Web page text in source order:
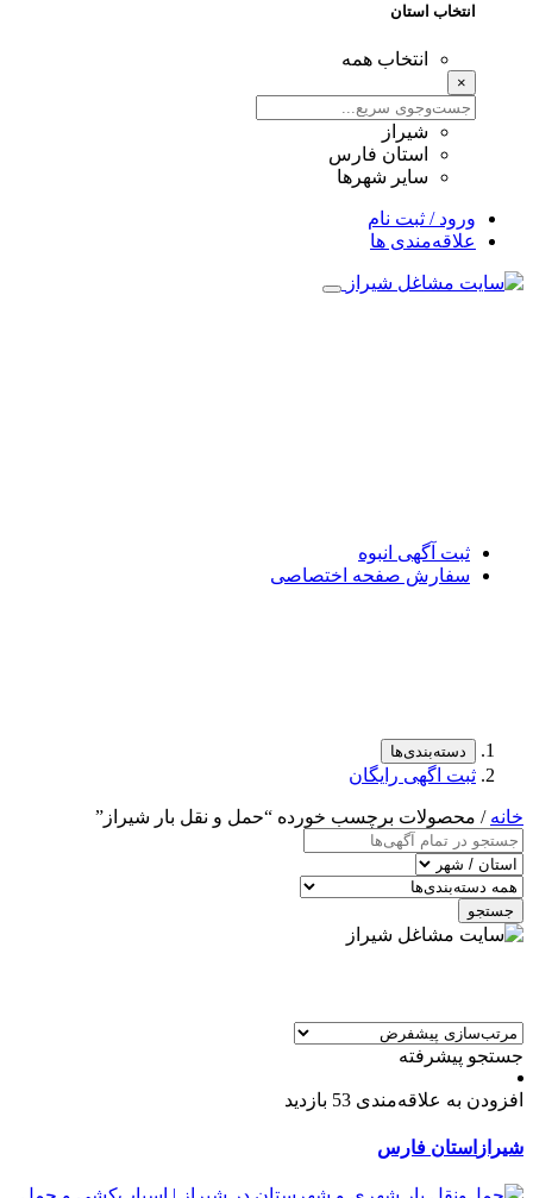
انتخاب استان
انتخاب همه
×
شیراز
استان فارس
سایر شهرها
ورود / ثبت نام
علاقه‌مندی ها
ثبت آگهی انبوه
سفارش صفحه اختصاصی
دسته‌بندی‌ها
ثبت اگهی رایگان
خانه / محصولات برچسب خورده “حمل و نقل بار شیراز”
جستجو
جستجو پیشرفته
افزودن به علاقه‌مندی 53 بازدید
شیراز استان فارس